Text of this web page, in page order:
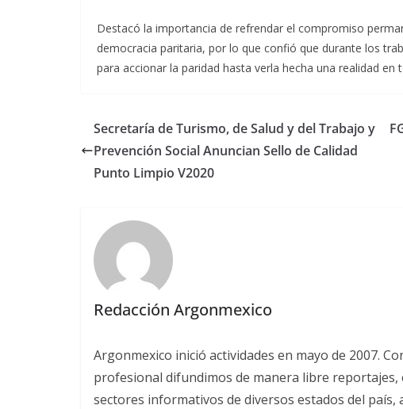
Destacó la importancia de refrendar el compromiso
democracia paritaria, por lo que confió que durante los
para accionar la paridad hasta verla hecha una realidad en
Secretaría de Turismo, de Salud y del Trabajo y
Prevención Social Anuncian Sello de Calidad
Punto Limpio V2020
Redacción Argonmexico
Argonmexico inició actividades en mayo de 2007.
profesional difundimos de manera libre
sectores informativos de diversos estados del